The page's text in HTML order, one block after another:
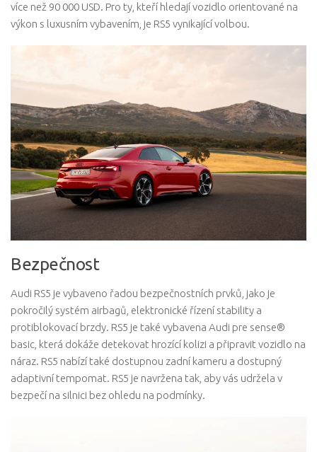
více než 90 000 USD. Pro ty, kteří hledají vozidlo orientované na
výkon s luxusním vybavením, je RS5 vynikající volbou.
Bezpečnost
Audi RS5 je vybaveno řadou bezpečnostních prvků, jako je
pokročilý systém airbagů, elektronické řízení stability a
protiblokovací brzdy. RS5 je také vybavena Audi pre sense®
basic, která dokáže detekovat hrozící kolizi a připravit vozidlo na
náraz. RS5 nabízí také dostupnou zadní kameru a dostupný
adaptivní tempomat. RS5 je navržena tak, aby vás udržela v
bezpečí na silnici bez ohledu na podmínky.